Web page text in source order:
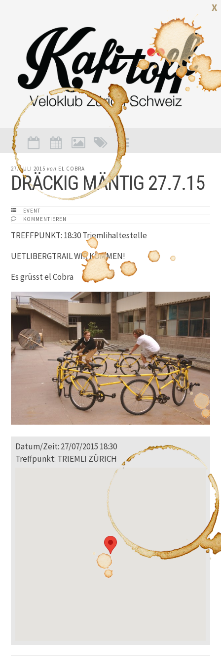
X
27. JULI 2015 von EL COBRA
DRÄCKIG MÄNTIG 27.7.15
EVENT
KOMMENTIEREN
TREFFPUNKT: 18:30 Triemlihaltestelle
UETLIBERGTRAIL WIR KOMMEN!
Es grüsst el Cobra
Datum/Zeit: 27/07/2015 18:30
Treffpunkt: TRIEMLI ZÜRICH